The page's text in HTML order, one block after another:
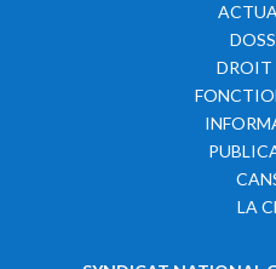
DROIT
LA